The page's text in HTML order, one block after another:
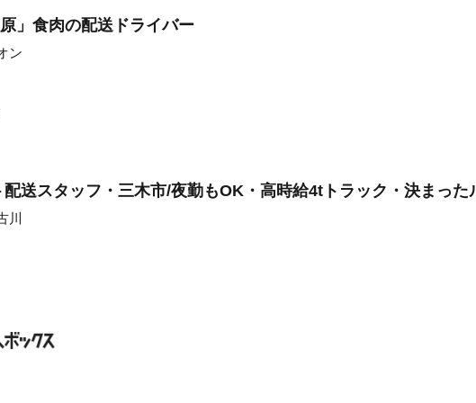
」食肉の配送ドライバー
ン
送スタッフ・三木市/夜勤もOK・高時給4tトラック・決まった
川